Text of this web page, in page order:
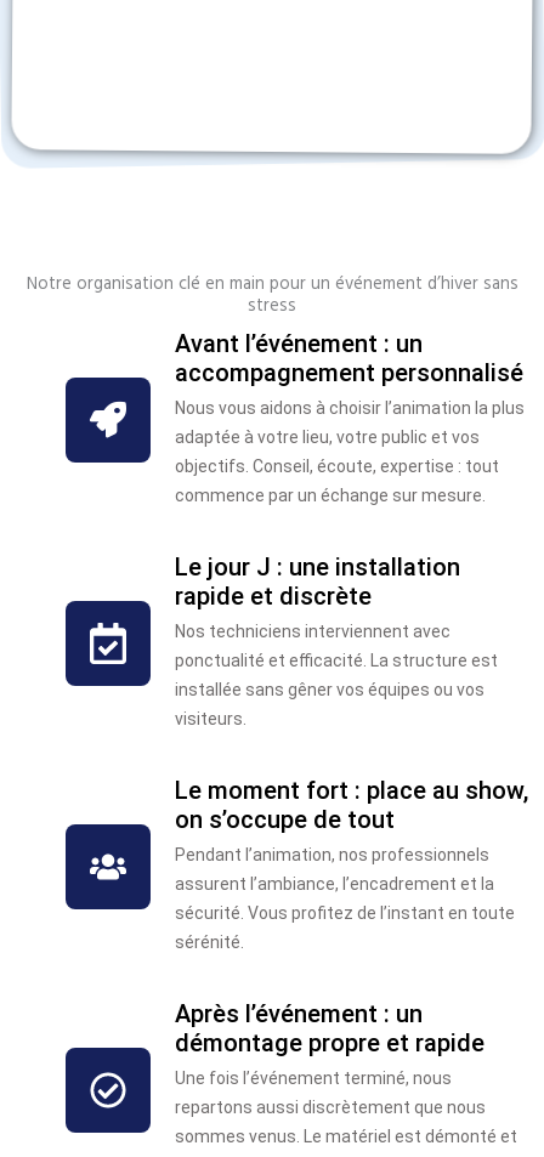
Notre organisation clé en main pour un événement d’hiver sans
stress
Avant l’événement : un
accompagnement personnalisé
Nous vous aidons à choisir l’animation la plus
adaptée à votre lieu, votre public et vos
objectifs. Conseil, écoute, expertise : tout
commence par un échange sur mesure.
Le jour J : une installation
rapide et discrète
Nos techniciens interviennent avec
ponctualité et efficacité. La structure est
installée sans gêner vos équipes ou vos
visiteurs.
Le moment fort : place au show,
on s’occupe de tout
Pendant l’animation, nos professionnels
assurent l’ambiance, l’encadrement et la
sécurité. Vous profitez de l’instant en toute
sérénité.
Après l’événement : un
démontage propre et rapide
Une fois l’événement terminé, nous
repartons aussi discrètement que nous
sommes venus. Le matériel est démonté et